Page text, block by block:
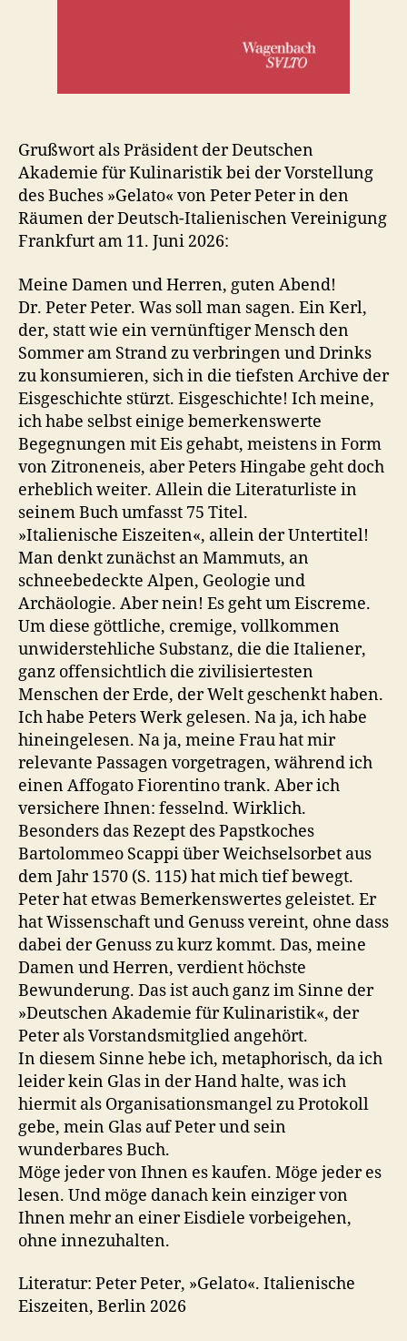
Grußwort als Präsident der Deutschen
Akademie für Kulinaristik bei der Vorstellung
des Buches »Gelato« von Peter Peter in den
Räumen der Deutsch-Italienischen Vereinigung
Frankfurt am 11. Juni 2026:
Meine Damen und Herren, guten Abend!
Dr. Peter Peter. Was soll man sagen. Ein Kerl,
der, statt wie ein vernünftiger Mensch den
Sommer am Strand zu verbringen und Drinks
zu konsumieren, sich in die tiefsten Archive der
Eisgeschichte stürzt. Eisgeschichte! Ich meine,
ich habe selbst einige bemerkenswerte
Begegnungen mit Eis gehabt, meistens in Form
von Zitroneneis, aber Peters Hingabe geht doch
erheblich weiter. Allein die Literaturliste in
seinem Buch umfasst 75 Titel.
»Italienische Eiszeiten«, allein der Untertitel!
Man denkt zunächst an Mammuts, an
schneebedeckte Alpen, Geologie und
Archäologie. Aber nein! Es geht um Eiscreme.
Um diese göttliche, cremige, vollkommen
unwiderstehliche Substanz, die die Italiener,
ganz offensichtlich die zivilisiertesten
Menschen der Erde, der Welt geschenkt haben.
Ich habe Peters Werk gelesen. Na ja, ich habe
hineingelesen. Na ja, meine Frau hat mir
relevante Passagen vorgetragen, während ich
einen Affogato Fiorentino trank. Aber ich
versichere Ihnen: fesselnd. Wirklich.
Besonders das Rezept des Papstkoches
Bartolommeo Scappi über Weichselsorbet aus
dem Jahr 1570 (S. 115) hat mich tief bewegt.
Peter hat etwas Bemerkenswertes geleistet. Er
hat Wissenschaft und Genuss vereint, ohne dass
dabei der Genuss zu kurz kommt. Das, meine
Damen und Herren, verdient höchste
Bewunderung. Das ist auch ganz im Sinne der
»Deutschen Akademie für Kulinaristik«, der
Peter als Vorstandsmitglied angehört.
In diesem Sinne hebe ich, metaphorisch, da ich
leider kein Glas in der Hand halte, was ich
hiermit als Organisationsmangel zu Protokoll
gebe, mein Glas auf Peter und sein
wunderbares Buch.
Möge jeder von Ihnen es kaufen. Möge jeder es
lesen. Und möge danach kein einziger von
Ihnen mehr an einer Eisdiele vorbeigehen,
ohne innezuhalten.
Literatur: Peter Peter, »Gelato«. Italienische
Eiszeiten, Berlin 2026